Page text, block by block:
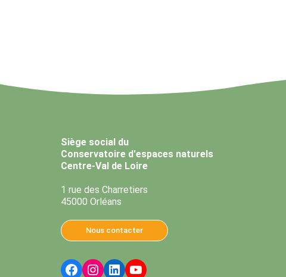
Siège social du
Conservatoire d'espaces naturels
Centre-Val de Loire
1 rue des Charretiers
45000 Orléans
Nous contacter